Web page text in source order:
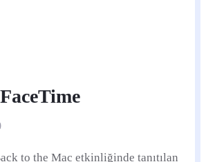
to the Mac etkinliğinde tanıtılan